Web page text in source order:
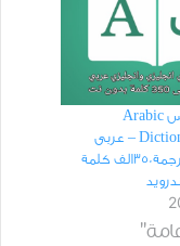
تطبيق قاموس Arabic
Dictionary English – عربى
Translator ترجمة350الف كلمة